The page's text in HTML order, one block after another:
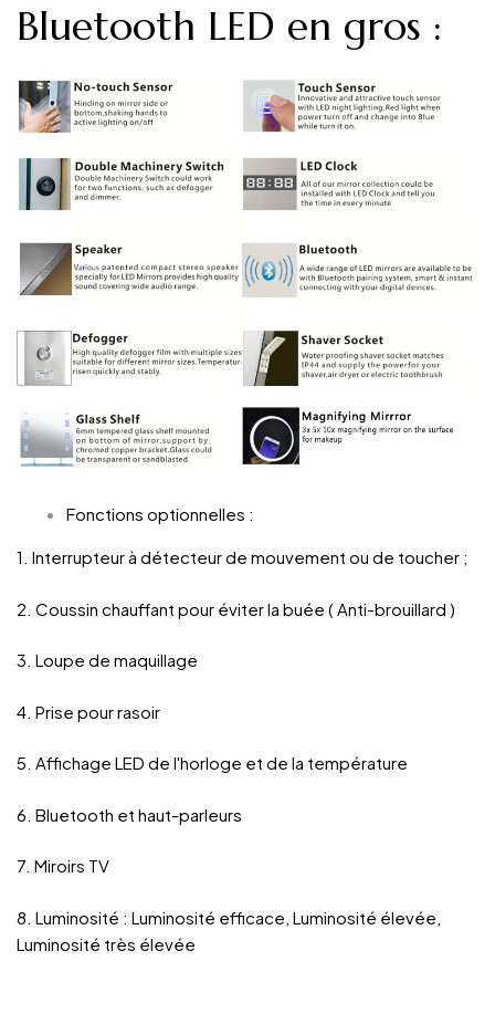
Bluetooth LED en gros :
Fonctions optionnelles :
1. Interrupteur à détecteur de mouvement ou de toucher ;
2. Coussin chauffant pour éviter la buée ( Anti-brouillard )
3. Loupe de maquillage
4. Prise pour rasoir
5. Affichage LED de l'horloge et de la température
6. Bluetooth et haut-parleurs
7. Miroirs TV
8. Luminosité : Luminosité efficace, Luminosité élevée,
Luminosité très élevée